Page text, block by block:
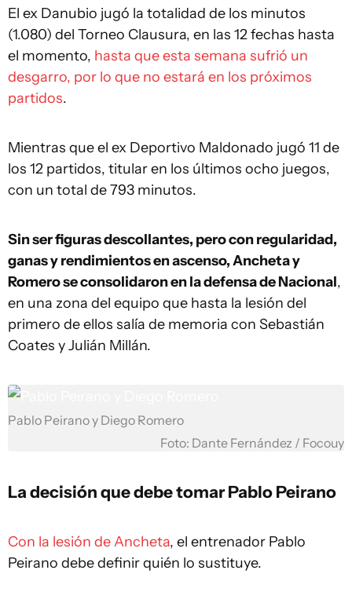
El ex Danubio jugó la totalidad de los minutos
(1.080) del Torneo Clausura, en las 12 fechas hasta
el momento, hasta que esta semana sufrió un
desgarro, por lo que no estará en los próximos
partidos.
Mientras que el ex Deportivo Maldonado jugó 11 de
los 12 partidos, titular en los últimos ocho juegos,
con un total de 793 minutos.
Sin ser figuras descollantes, pero con regularidad,
ganas y rendimientos en ascenso, Ancheta y
Romero se consolidaron en la defensa de Nacional,
en una zona del equipo que hasta la lesión del
primero de ellos salía de memoria con Sebastián
Coates y Julián Millán.
Pablo Peirano y Diego Romero
Foto: Dante Fernández / Focouy
La decisión que debe tomar Pablo Peirano
Con la lesión de Ancheta, el entrenador Pablo
Peirano debe definir quién lo sustituye.